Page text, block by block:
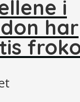
i
har